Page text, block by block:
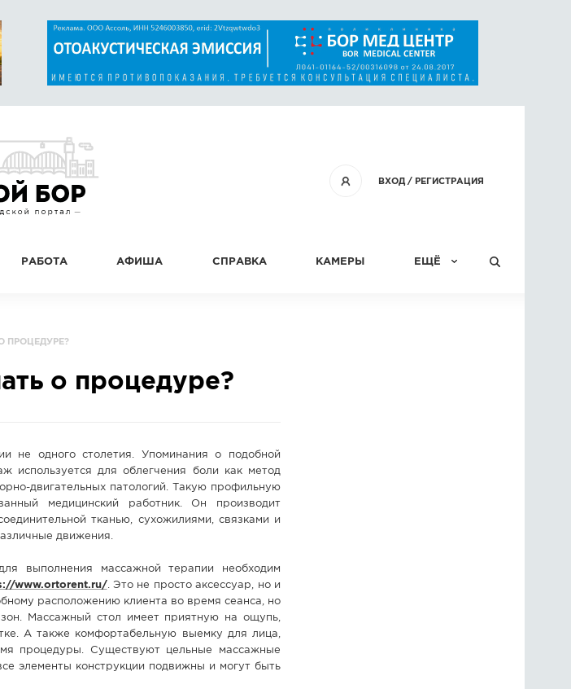
ВХОД/ РЕГИСТРАЦИЯ
РАБОТА АФИША СПРАВКА КАМЕРЫ ЕЩЁ
ПРОЦЕДУРЕ?
о процедуре?
не одного столетия. Упоминания о подобной
используется для облегчения боли как метод
двигательных патологий. Такую профильную
медицинский работник. Он производит
тканью, сухожилиями, связками и
движения.
выполнения массажной терапии необходим
www.ortorent.ru/ . Это не просто аксессуар, но и
расположению клиента во время сеанса, но
Массажный стол имеет приятную на ощупь,
А также комфортабельную выемку для лица,
процедуры. Существуют цельные массажные
элементы конструкции подвижны и могут быть